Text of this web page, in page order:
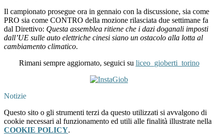
Il campionato prosegue ora in gennaio con la discussione, sia come
PRO sia come CONTRO della mozione rilasciata due settimane fa
dal Direttivo: Questa assemblea ritiene che i dazi doganali imposti
dall’UE sulle auto elettriche cinesi siano un ostacolo alla lotta al
cambiamento climatico.
Rimani sempre aggiornato, seguici su liceo_gioberti_torino
Notizie
Questo sito o gli strumenti terzi da questo utilizzati si avvalgono di
cookie necessari al funzionamento ed utili alle finalità illustrate nella
COOKIE POLICY.